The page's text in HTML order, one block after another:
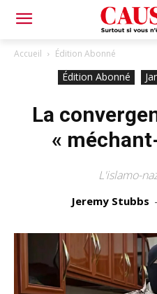
Accueil Édition Abonné
Édition Abonné
La
«
L'islamo-
Jeremy Stubbs -